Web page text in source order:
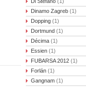
Di Stefano (1)
Dinamo Zagreb (1)
Dopping (1)
Dortmund (1)
Décima (1)
Essien (1)
FUBARSA 2012 (1)
Forlán (1)
Gangnam (1)